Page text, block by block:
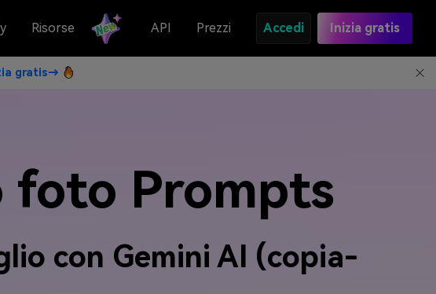
Risorse API Prezzi Accedi Inizia gratis
gratis→
foto Prompts
con Gemini AI (copia-